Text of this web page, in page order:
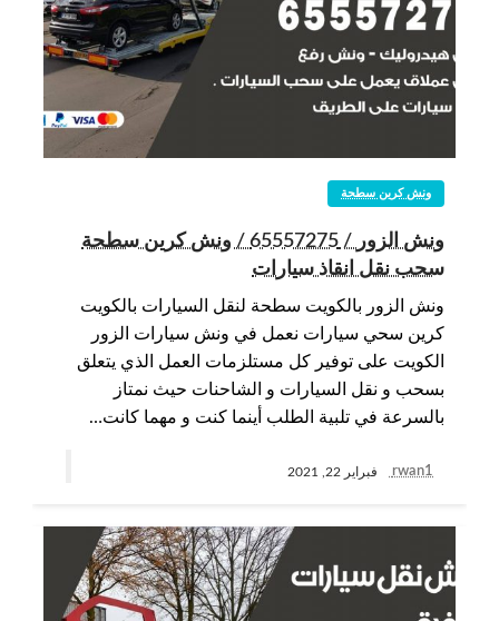
ونش كرين سطحة
ونش الزور / 65557275 / ونش كرين سطحة
سحب نقل انقاذ سيارات
ونش الزور بالكويت سطحة لنقل السيارات بالكويت
كرين سحي سيارات نعمل في ونش سيارات الزور
الكويت على توفير كل مستلزمات العمل الذي يتعلق
بسحب و نقل السيارات و الشاحنات حيث نمتاز
بالسرعة في تلبية الطلب أينما كنت و مهما كانت…
rwan1 فبراير 22, 2021